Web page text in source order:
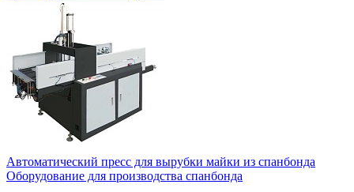
Автоматический пресс для вырубки майки из спанбонда
Оборудование для производства спанбонда